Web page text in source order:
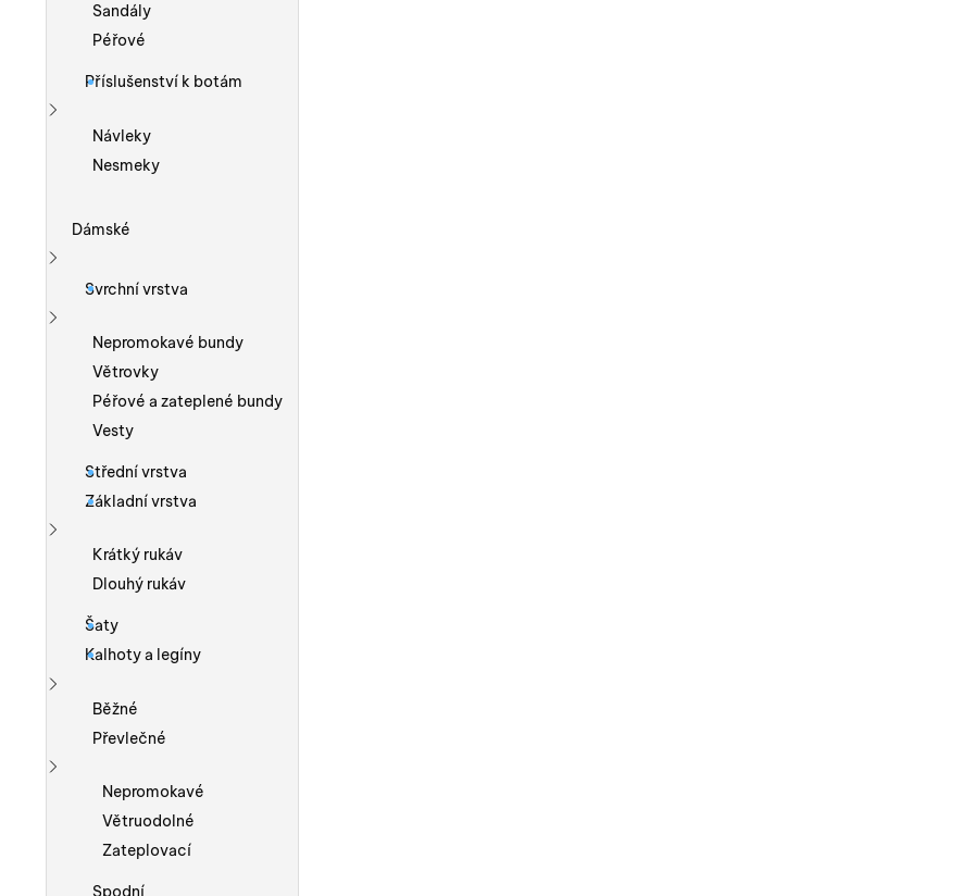
Sandály
Péřové
Příslušenství k botám
Zobrazit více
Návleky
Nesmeky
Dámské
Zobrazit více
Svrchní vrstva
Zobrazit více
Nepromokavé bundy
Větrovky
Péřové a zateplené bundy
Vesty
Střední vrstva
Základní vrstva
Zobrazit více
Krátký rukáv
Dlouhý rukáv
Šaty
Kalhoty a legíny
Zobrazit více
Běžné
Převlečné
Zobrazit více
Nepromokavé
Větruodolné
Zateplovací
Spodní